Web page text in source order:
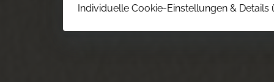
Individuelle Cookie-Einstellungen & Details